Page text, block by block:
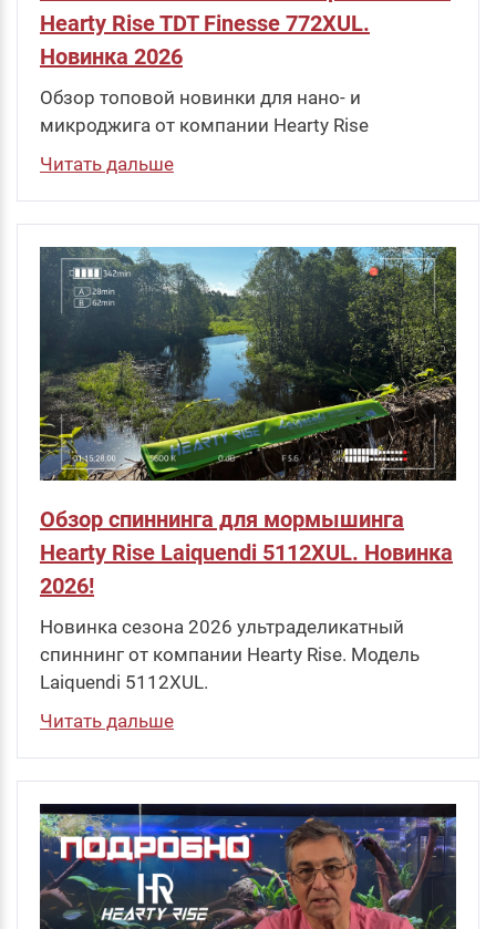
Hearty Rise TDT Finesse 772XUL.
Новинка 2026
Обзор топовой новинки для нано- и
микроджига от компании Hearty Rise
Читать дальше
Обзор спиннинга для мормышинга
Hearty Rise Laiquendi 5112XUL. Новинка
2026!
Новинка сезона 2026 ультраделикатный
спиннинг от компании Hearty Rise. Модель
Laiquendi 5112XUL.
Читать дальше